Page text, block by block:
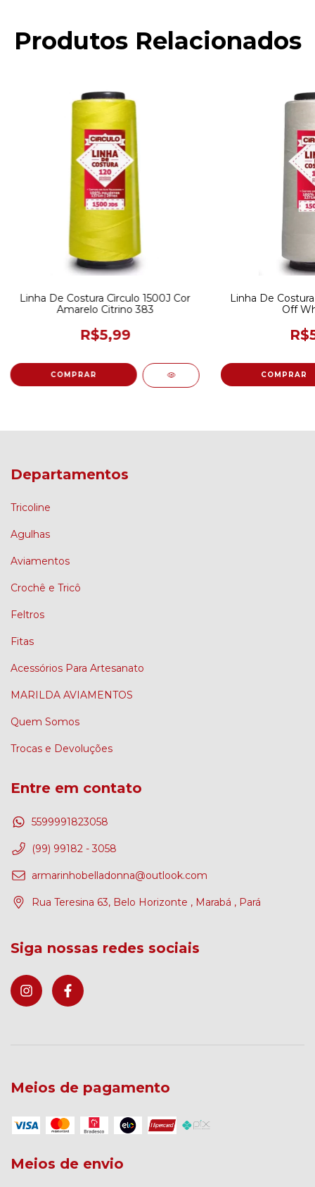
Produtos Relacionados
Linha De Costura Cìrculo 1500J Cor
Amarelo Citrino 383
R$5,99
Linha De
Off
Departamentos
Tricoline
Agulhas
Aviamentos
Crochê e Tricô
Feltros
Fitas
Acessórios Para Artesanato
MARILDA AVIAMENTOS
Quem Somos
Trocas e Devoluções
Entre em contato
5599991823058
(99) 99182 - 3058
armarinhobelladonna@outlook.com
Rua Teresina 63, Belo Horizonte , Marabá , Pará
Siga nossas redes sociais
Meios de pagamento
Meios de envio